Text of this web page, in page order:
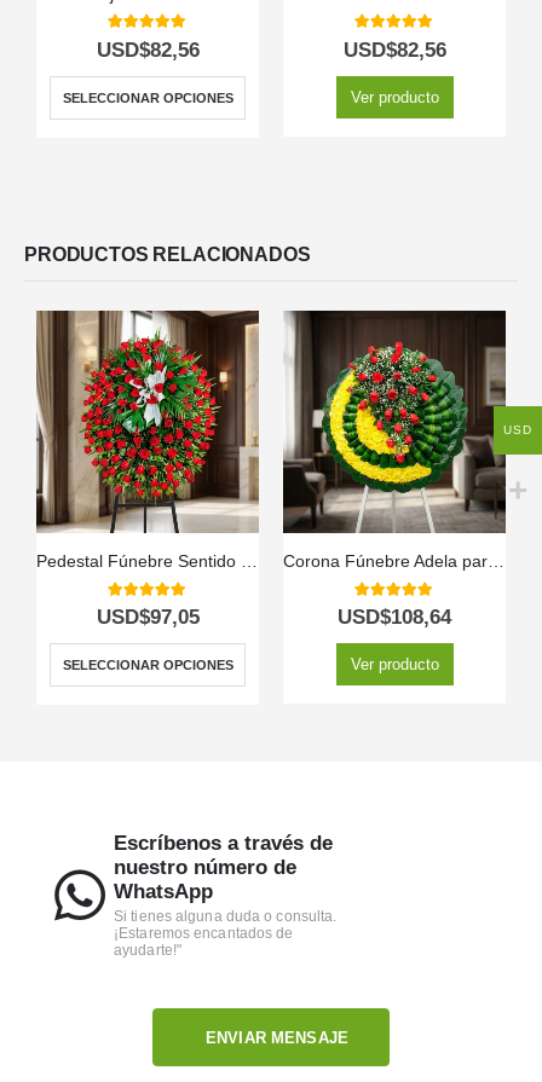
5.00 out of 5
USD$82,56
SELECCIONAR OPCIONES
5.00 out of 5
USD$82,56
Ver producto
PRODUCTOS RELACIONADOS
Pedestal Fúnebre Sentido Pésame
5.00out of 5
USD$97,05
SELECCIONAR OPCIONES
Corona Fúnebre Adela para Tanatorio y Condolencias 🕊️
5.00out of 5
USD$108,64
Ver producto
Escríbenos a través de
nuestro número de
WhatsApp
Si tienes alguna duda o consulta.
¡Estaremos encantados de
ayudarte!"
ENVIAR MENSAJE
USD